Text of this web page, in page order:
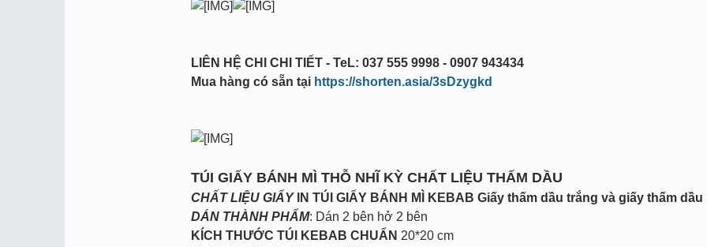
LIÊN HỆ CHI CHI TIẾT - TeL: 037 555 9998 - 0907 943434
Mua hàng có sẵn tại https://shorten.asia/3sDzygkd
TÚI GIẤY BÁNH MÌ THỖ NHĨ KỲ CHẤT LIỆU THẤM DẦU
CHẤT LIỆU GIẤYIN TÚI GIẤY BÁNH MÌ KEBAB Giấy thấm dầu trắng và giấy thấm dầu
DÁN THÀNH PHẨM: Dán 2 bên hở 2 bên
KÍCH THƯỚC TÚI KEBAB CHUẨN 20*20 cm